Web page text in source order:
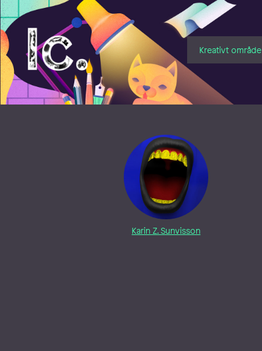
Illustratörcentrum
Kreativt område
Karin Z. Sunvisson